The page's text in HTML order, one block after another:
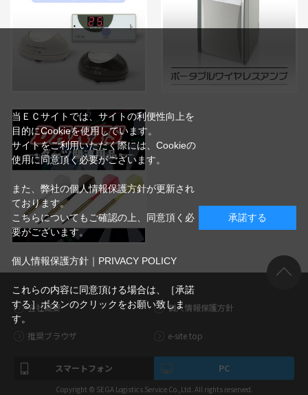
会社概要 個人情報保護方針
推奨ブラウザ e-site top
スマートフォン PC
Copyright © SEGA Logistics Service Co.,Ltd. All rights reserved.
当ＥＣサイトでは、サイトの利便性向上を
目的にCookieを使用しています。
サイトをご利用いただく際には、Cookieの
使用に同意頂く必要がございます。
また、弊社の個人情報保護方針が更新され
ております。
こちらについてもご確認の上、同意頂く必
要がございます。
個人情報保護方針｜PRIVACY POLICY
これらの内容に同意頂ける場合は、［承諾
する］ボタンのクリックをお願い致しま
す。
承諾する